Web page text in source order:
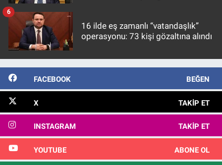
16 ilde eş zamanlı “vatandaşlık”
operasyonu: 73 kişi gözaltına alındı
6
FACEBOOK BEĞEN
X TAKIP ET
INSTAGRAM TAKIP ET
YOUTUBE ABONE OL